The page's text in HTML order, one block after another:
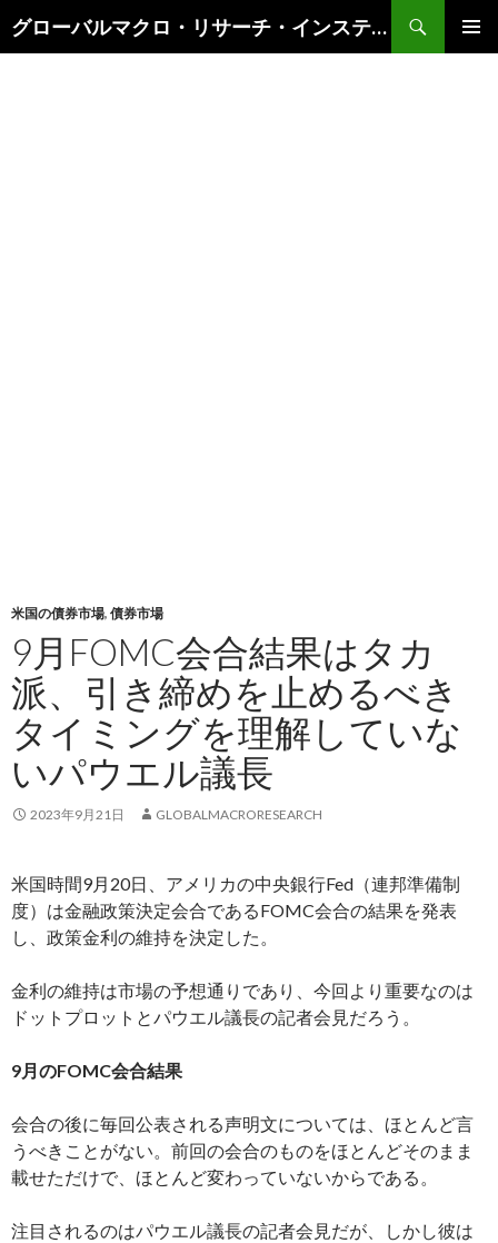
グローバルマクロ・リサーチ・インスティテュート
索
米国の債券市場, 債券市場
9月FOMC会合結果はタカ
派、引き締めを止めるべき
タイミングを理解していな
いパウエル議長
2023年9月21日 GLOBALMACRORESEARCH
米国時間9月20日、アメリカの中央銀行Fed（連邦準備制
度）は金融政策決定会合であるFOMC会合の結果を発表
し、政策金利の維持を決定した。
金利の維持は市場の予想通りであり、今回より重要なのは
ドットプロットとパウエル議長の記者会見だろう。
9月のFOMC会合結果
会合の後に毎回公表される声明文については、ほとんど言
うべきことがない。前回の会合のものをほとんどそのまま
載せただけで、ほとんど変わっていないからである。
注目されるのはパウエル議長の記者会見だが、しかし彼は